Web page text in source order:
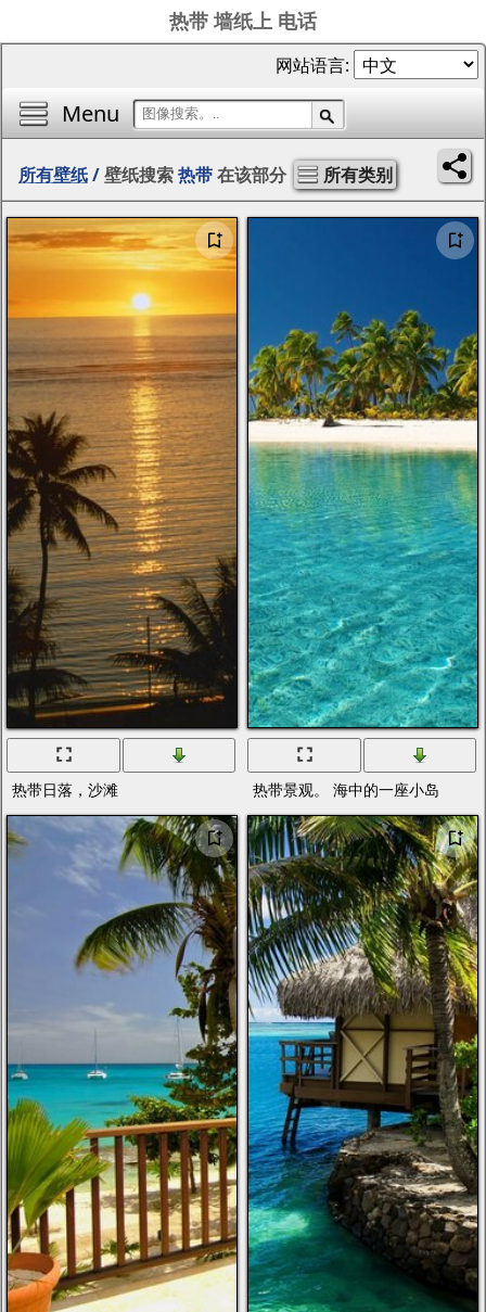
热带 墙纸上 电话
Menu
网站语言:
所有壁纸/壁纸搜索热带在该部分 所有类别
热带日落，沙滩 热带景观。 海中的一座小岛